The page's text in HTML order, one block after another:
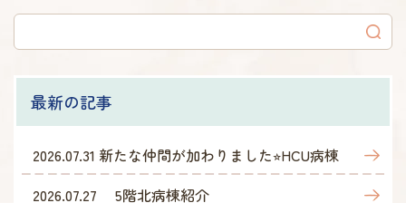
最新の記事
2026.07.31 新たな仲間が加わりました⭐︎HCU病棟
2026.07.27
5階北病棟紹介